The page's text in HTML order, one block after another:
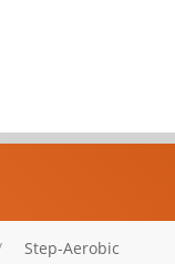
Step-Aerobic